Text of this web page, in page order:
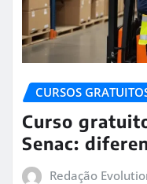
CURSOS
Curso
Senac:
Redação